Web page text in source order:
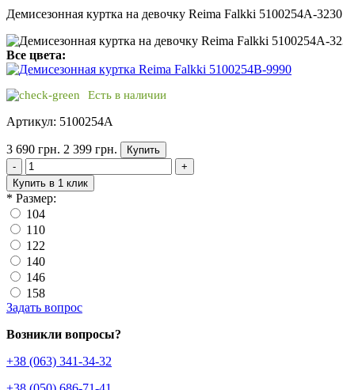
Демисезонная куртка на девочку Reima Falkki 5100254A-3230
Все цвета:
Есть в наличии
Артикул: 5100254A
3 690 грн. 2 399 грн.
Купить
-
+
Купить в 1 клик
* Размер:
104
110
122
140
146
158
Задать вопрос
Возникли вопросы?
+38 (063) 341-34-32